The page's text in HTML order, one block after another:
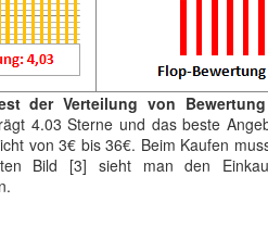
der Verteilung von
4.03 Sterne und das beste
von 3€ bis 36€. Beim Kaufen
Bild [3] sieht man den